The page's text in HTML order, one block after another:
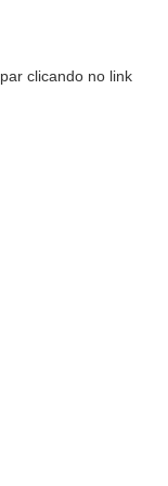
clicando no link